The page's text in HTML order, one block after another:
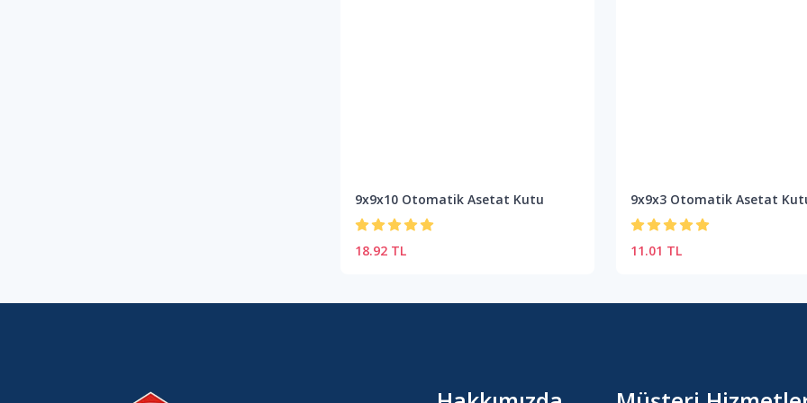
9x9x10 Otomatik Asetat Kutu
18.92 TL
9x9x3 Otomatik Asetat
11.01 TL